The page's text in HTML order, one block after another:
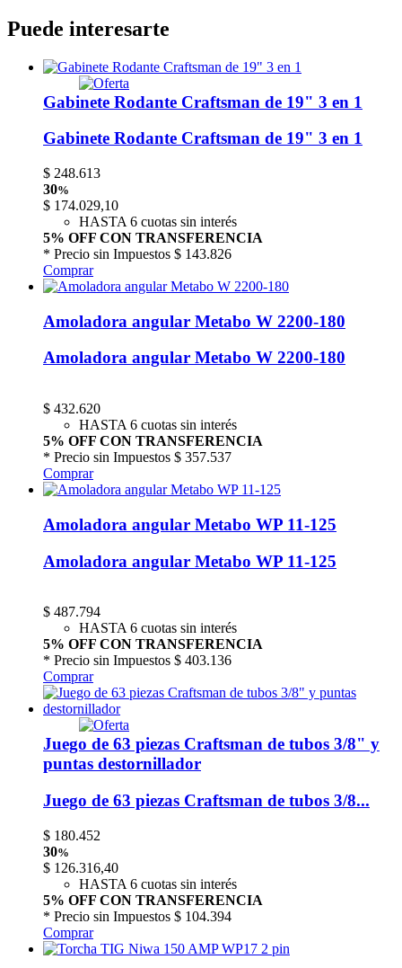
Puede interesarte
Gabinete Rodante Craftsman de 19" 3 en 1
Gabinete Rodante Craftsman de 19" 3 en 1
$ 248.613
30%
$ 174.029,10
HASTA 6 cuotas sin interés
5% OFF CON TRANSFERENCIA
* Precio sin Impuestos $ 143.826
Comprar
Amoladora angular Metabo W 2200-180
Amoladora angular Metabo W 2200-180
$ 432.620
HASTA 6 cuotas sin interés
5% OFF CON TRANSFERENCIA
* Precio sin Impuestos $ 357.537
Comprar
Amoladora angular Metabo WP 11-125
Amoladora angular Metabo WP 11-125
$ 487.794
HASTA 6 cuotas sin interés
5% OFF CON TRANSFERENCIA
* Precio sin Impuestos $ 403.136
Comprar
Juego de 63 piezas Craftsman de tubos 3/8" y
puntas destornillador
Juego de 63 piezas Craftsman de tubos 3/8...
$ 180.452
30%
$ 126.316,40
HASTA 6 cuotas sin interés
5% OFF CON TRANSFERENCIA
* Precio sin Impuestos $ 104.394
Comprar